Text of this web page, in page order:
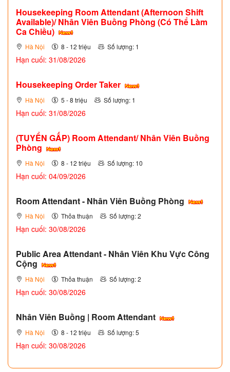
Housekeeping Room Attendant (Afternoon Shift
Available)/ Nhân Viên Buồng Phòng (Có Thể Làm
Ca Chiều)
Hà Nội 8 - 12 triệu Số lượng: 1
Hạn cuối: 31/08/2026
Housekeeping Order Taker
Hà Nội 5 - 8 triệu Số lượng: 1
Hạn cuối: 31/08/2026
(TUYỂN GẤP) Room Attendant/ Nhân Viên Buồng
Phòng
Hà Nội 8 - 12 triệu Số lượng: 10
Hạn cuối: 04/09/2026
Room Attendant - Nhân Viên Buồng Phòng
Hà Nội Thỏa thuận Số lượng: 2
Hạn cuối: 30/08/2026
Public Area Attendant - Nhân Viên Khu Vực Công
Cộng
Hà Nội Thỏa thuận Số lượng: 2
Hạn cuối: 30/08/2026
Nhân Viên Buồng | Room Attendant
Hà Nội 8 - 12 triệu Số lượng: 5
Hạn cuối: 30/08/2026